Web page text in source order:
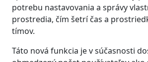
potrebu nastavovania a správy
prostredia, čím šetrí čas a
tímov.
Táto nová funkcia je v súčasnosti